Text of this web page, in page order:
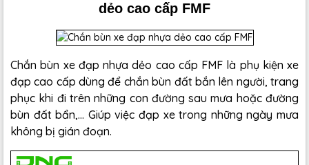
dẻo cao cấp FMF
Chắn bùn xe đạp nhựa dẻo cao cấp FMF là phụ kiện xe
đạp cao cấp dùng để chắn bùn đất bắn lên người, trang
phục khi đi trên những con đường sau mưa hoặc đường
bùn đất bẩn,... Giúp việc đạp xe trong những ngày mưa
không bị gián đoạn.